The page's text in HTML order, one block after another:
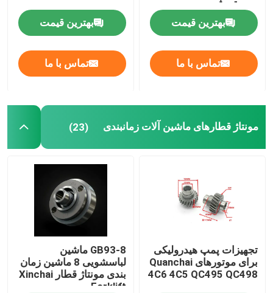
سیستم شیر
بهترین قیمت
تماس با ما
بهترین قیمت
تماس با ما
مونتاژ قطارهای ماشین آلات زمانبندی (23)
تجهیزات پمپ هیدرولیکی
برای موتورهای Quanchai
4C6 4C5 QC495 QC498
GB93-8 ماشین
لباسشویی 8 ماشین زمان
بندی مونتاژ قطار Xinchai
Forklift